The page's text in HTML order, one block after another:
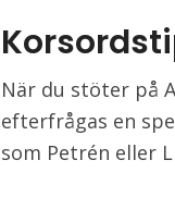
När du stöter på
efterfrågas en
som Petrén eller